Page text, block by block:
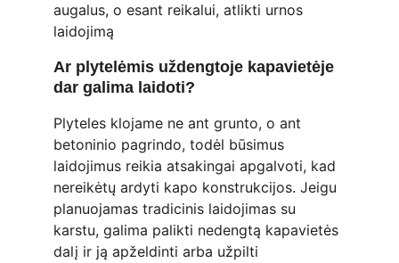
augalus, o esant reikalui, atlikti urnos
laidojimą
Ar plytelėmis uždengtoje kapavietėje
dar galima laidoti?
Plyteles klojame ne ant grunto, o ant
betoninio pagrindo, todėl būsimus
laidojimus reikia atsakingai apgalvoti, kad
nereikėtų ardyti kapo konstrukcijos. Jeigu
planuojamas tradicinis laidojimas su
karstu, galima palikti nedengtą kapavietės
dalį ir ją apželdinti arba užpilti